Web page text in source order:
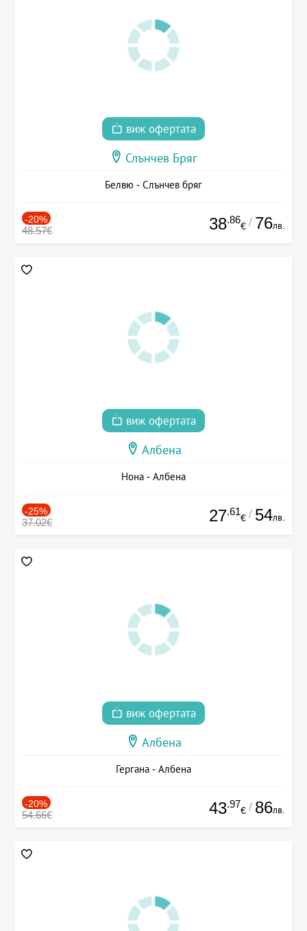
виж офертата
Слънчев Бряг
Белвю - Слънчев бряг
-20%
48.57€ 38.86
€ / 76лв.
виж офертата
Албена
Нона - Албена
-25%
37.02€ 27.61
€ / 54лв.
виж офертата
Албена
Гергана - Албена
-20%
54.66€ 43.97
€ / 86лв.